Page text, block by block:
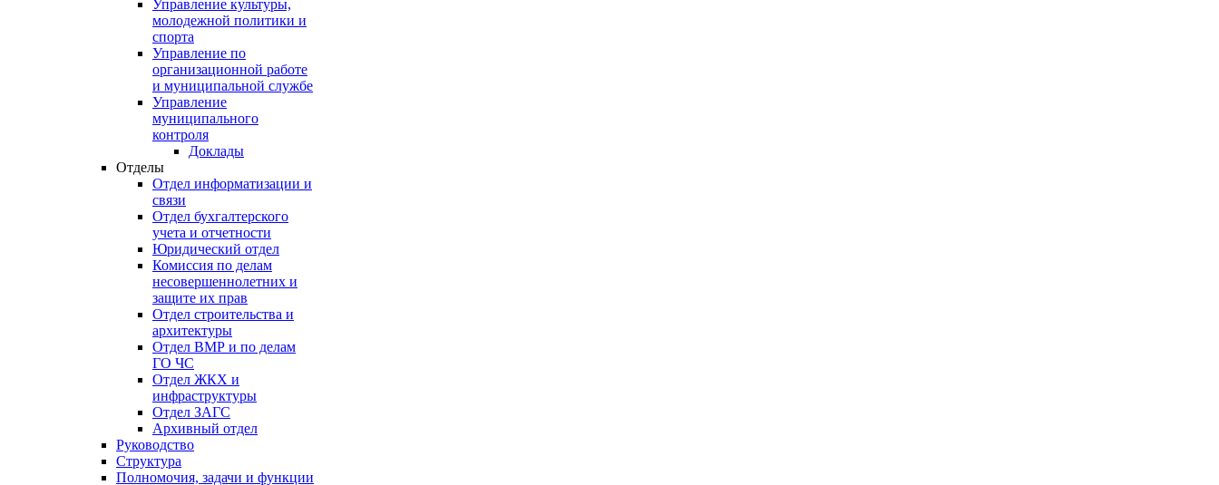
Управление культуры,
молодежной политики и
спорта
Управление по
организационной работе
и муниципальной службе
Управление
муниципального
контроля
Доклады
Отделы
Отдел информатизации и
связи
Отдел бухгалтерского
учета и отчетности
Юридический отдел
Комиссия по делам
несовершеннолетних и
защите их прав
Отдел строительства и
архитектуры
Отдел ВМР и по делам
ГО ЧС
Отдел ЖКХ и
инфраструктуры
Отдел ЗАГС
Архивный отдел
Руководство
Структура
Полномочия, задачи и функции